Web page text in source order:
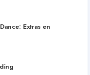
Extras en